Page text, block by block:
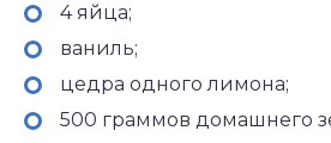
4 яйца;
ваниль;
цедра одного лимона;
500 граммов домашнего